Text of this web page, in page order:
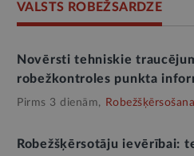
VALSTS ROBEŽSARDZE
Novērsti tehniskie
robežkontroles punkta
Pirms 3 dienām, Robežšķērsošana
Robežšķērsotāju ievērībai: